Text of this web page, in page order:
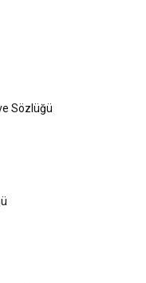
Sözlüğü